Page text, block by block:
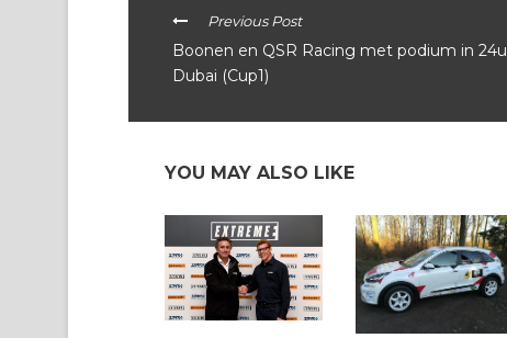
Previous Post
Boonen en QSR Racing met podium in 24u
Dubai (Cup1)
YOU MAY ALSO LIKE